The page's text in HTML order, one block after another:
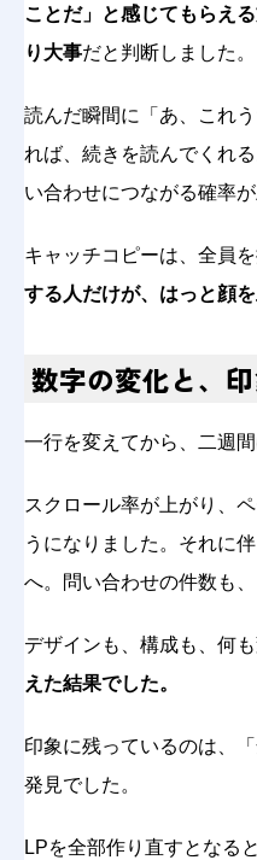
ことだ」と感じてもらえ
り大事だと判断しました。
読んだ瞬間に「あ、これ
れば、続きを読んでくれ
い合わせにつながる確率が
キャッチコピーは、全員
する人だけが、はっと顔
数字の変化と、
一行を変えてから、二週
スクロール率が上がり、
うになりました。それに
へ。問い合わせの件数も
デザインも、構成も、何も
えた結果でした。
印象に残っているのは、
発見でした。
LPを全部作り直すとなる